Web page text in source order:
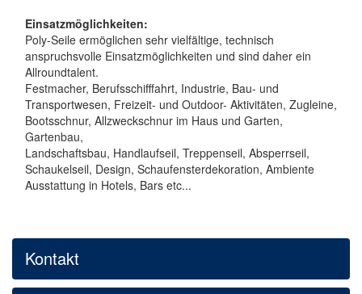
Einsatzmöglichkeiten:
Poly-Seile ermöglichen sehr vielfältige, technisch
anspruchsvolle Einsatzmöglichkeiten und sind daher ein
Allroundtalent.
Festmacher, Berufsschifffahrt, Industrie, Bau- und
Transportwesen, Freizeit- und Outdoor- Aktivitäten, Zugleine,
Bootsschnur, Allzweckschnur im Haus und Garten,
Gartenbau,
Landschaftsbau, Handlaufseil, Treppenseil, Absperrseil,
Schaukelseil, Design, Schaufensterdekoration, Ambiente
Ausstattung in Hotels, Bars etc...
Kontakt